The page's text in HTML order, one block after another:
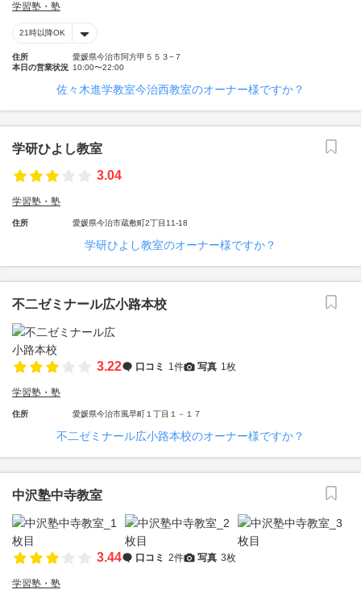
学習塾・塾
21時以降OK
住所
愛媛県今治市阿方甲５５３−７
本日の営業状況 10:00〜22:00
佐々木進学教室今治西教室のオーナー様ですか？
学研ひよし教室
3.04
学習塾・塾
住所 愛媛県今治市蔵敷町2丁目11-18
学研ひよし教室のオーナー様ですか？
不二ゼミナール広小路本校
3.22 口コミ 1件 写真 1枚
学習塾・塾
住所 愛媛県今治市風早町１丁目１－１７
不二ゼミナール広小路本校のオーナー様ですか？
中沢塾中寺教室
3.44 口コミ 2件 写真 3枚
学習塾・塾